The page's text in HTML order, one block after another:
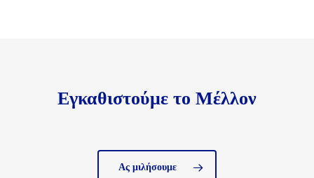
Εγκαθιστούμε το Μέλλον
Ας μιλήσουμε